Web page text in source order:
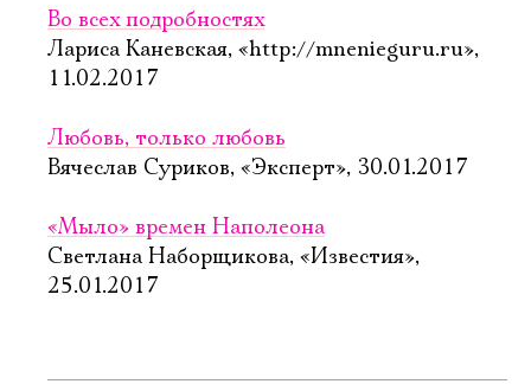
Во всех подробностях
Лариса Каневская, «http://mnenieguru.ru»,
11.02.2017
Любовь, только любовь
Вячеслав Суриков, «Эксперт», 30.01.2017
«Мыло» времен Наполеона
Светлана Наборщикова, «Известия»,
25.01.2017